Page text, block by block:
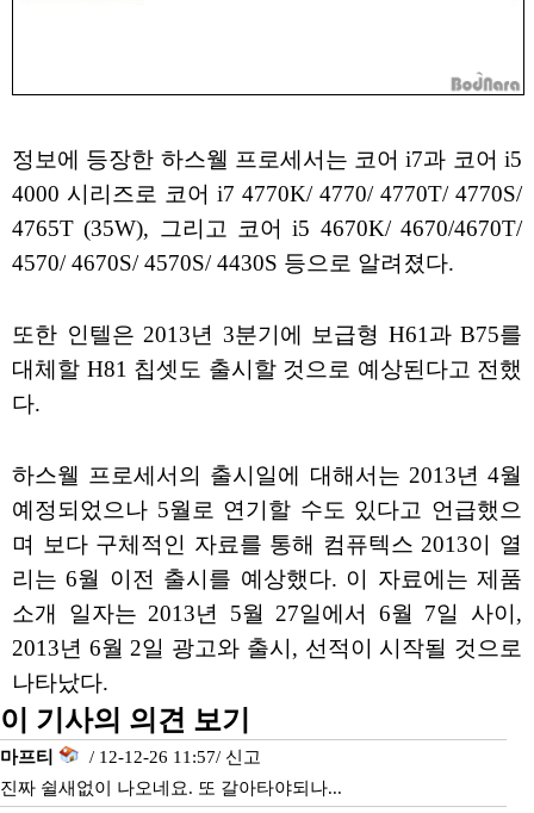
정보에 등장한 하스웰 프로세서는 코어 i7과 코어 i5
4000 시리즈로 코어 i7 4770K/ 4770/ 4770T/ 4770S/
4765T (35W), 그리고 코어 i5 4670K/ 4670/4670T/
4570/ 4670S/ 4570S/ 4430S 등으로 알려졌다.
또한 인텔은 2013년 3분기에 보급형 H61과 B75를
대체할 H81 칩셋도 출시할 것으로 예상된다고 전했
다.
하스웰 프로세서의 출시일에 대해서는 2013년 4월
예정되었으나 5월로 연기할 수도 있다고 언급했으
며 보다 구체적인 자료를 통해 컴퓨텍스 2013이 열
리는 6월 이전 출시를 예상했다. 이 자료에는 제품
소개 일자는 2013년 5월 27일에서 6월 7일 사이,
2013년 6월 2일 광고와 출시, 선적이 시작될 것으로
나타났다.
이 기사의 의견 보기
마프티 / 12-12-26 11:57/ 신고
진짜 쉴새없이 나오네요. 또 갈아타야되나...